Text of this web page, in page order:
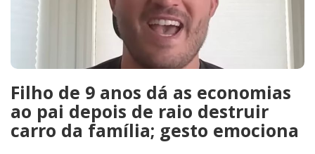
Filho de 9 anos dá as economias
ao pai depois de raio destruir
carro da família; gesto emociona